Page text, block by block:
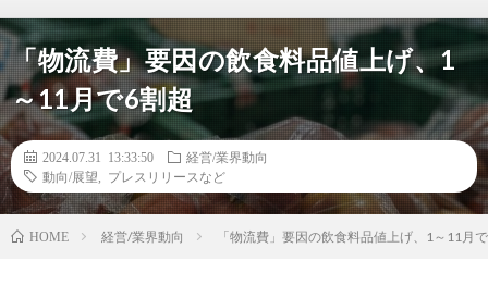
「物流費」要因の飲食料品値上げ、1
～11月で6割超
2024.07.31 13:33:50
経営/業界動向
動向/展望
プレスリリースなど
HOME 経営/業界動向 「物流費」要因の飲食料品値上げ、1～11月